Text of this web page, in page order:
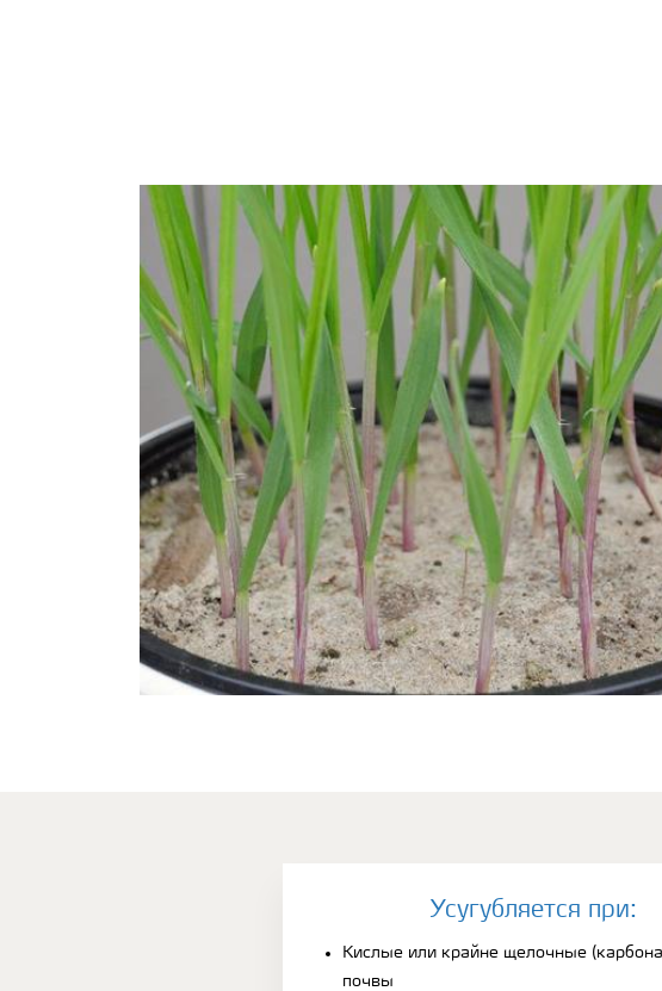
Усугубляется при:
Кислые или крайне щелочные
почвы